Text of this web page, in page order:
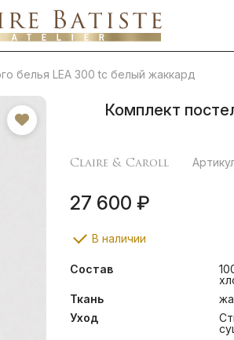
белья LEA 300 tc белый жаккард
Комплект
Claire & Caroll
27 600 ₽
В наличии
Состав
Ткань
Уход